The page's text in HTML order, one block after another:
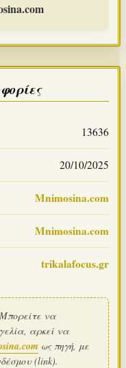
13636
20/10/2025
Mnimosina.com
Mnimosina.com
trikalafocus.gr
Μπορείτε να
αρκεί να
ως πηγή, με
(link).